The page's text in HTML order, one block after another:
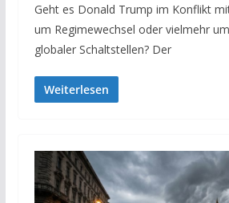
Geht es Donald Trump im Konflikt
um Regimewechsel oder vielmehr
globaler Schaltstellen? Der
Weiterlesen